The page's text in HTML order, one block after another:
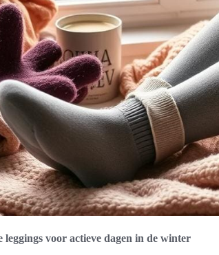
leggings voor actieve dagen in de winter